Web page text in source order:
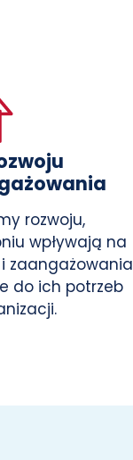
rozwoju,
wpływają na
zaangażowania
do ich potrzeb